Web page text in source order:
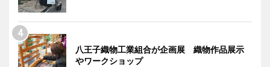
八王子織物工業組合が企画展 織物作品展示
やワークショップ